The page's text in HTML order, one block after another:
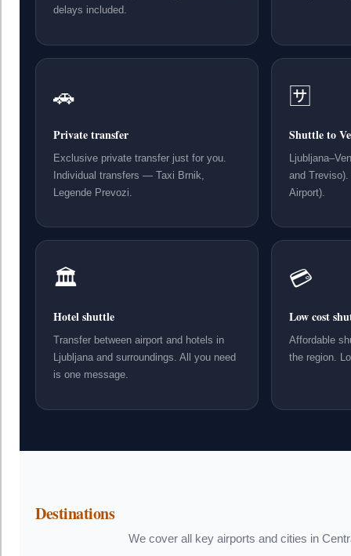
delays included.
🚗
Private transfer
Exclusive private transfer just for you.
Individual transfers — Taxi Brnik,
Legende Prevozi.
🈂
Shuttle to
and
Airport).
🏛
Hotel shuttle
Transfer between airport and hotels in
Ljubljana and surroundings. All you need
is one message.
💳
Low cost
Affordable
the region.
Destinations
We cover all key airports and cities in